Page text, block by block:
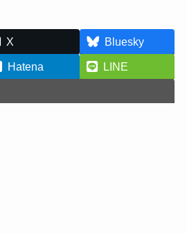
X
Bluesky
Hatena
LINE